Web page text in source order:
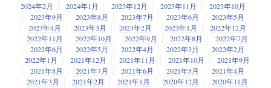
2024年2月 2024年1月 2023年12月 2023年11月
2023年10月
2023年9月
2023年8月 2023年7月 2023年6月
2023年5月
2023年4月
2023年3月 2023年2月 2023年1月
2022年12月
2022年11月
2022年10月 2022年9月 2022年8月
2022年7月
2022年6月
2022年5月 2022年4月 2022年3月
2022年2月
2022年1月
2021年12月 2021年11月 2021年10月
2021年9月
2021年8月
2021年7月 2021年6月 2021年5月
2021年4月
2021年3月
2021年2月 2021年1月 2020年12月
2020年11月